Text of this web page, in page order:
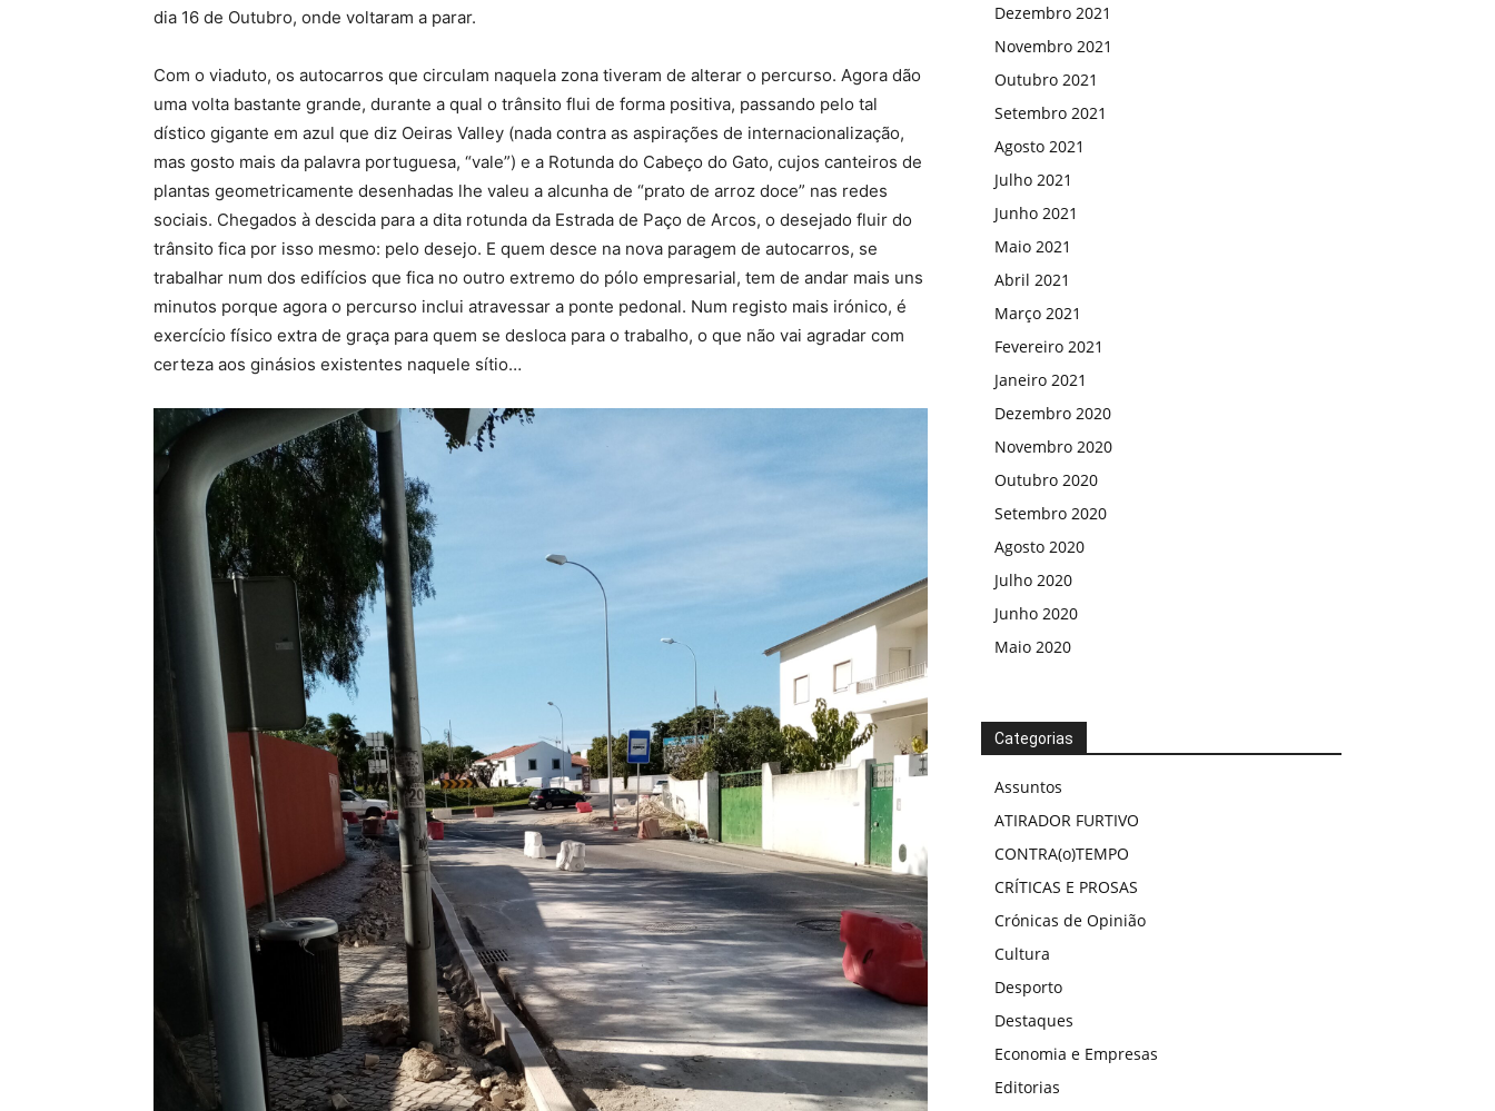
dia 16 de Outubro, onde voltaram a parar.
Com o viaduto, os autocarros que circulam naquela zona tiveram de alterar o percurso. Agora dão
uma volta bastante grande, durante a qual o trânsito flui de forma positiva, passando pelo tal
dístico gigante em azul que diz Oeiras Valley (nada contra as aspirações de internacionalização,
mas gosto mais da palavra portuguesa, “vale”) e a Rotunda do Cabeço do Gato, cujos canteiros de
plantas geometricamente desenhadas lhe valeu a alcunha de “prato de arroz doce” nas redes
sociais. Chegados à descida para a dita rotunda da Estrada de Paço de Arcos, o desejado fluir do
trânsito fica por isso mesmo: pelo desejo. E quem desce na nova paragem de autocarros, se
trabalhar num dos edifícios que fica no outro extremo do pólo empresarial, tem de andar mais uns
minutos porque agora o percurso inclui atravessar a ponte pedonal. Num registo mais irónico, é
exercício físico extra de graça para quem se desloca para o trabalho, o que não vai agradar com
certeza aos ginásios existentes naquele sítio…
Dezembro 2021
Novembro 2021
Outubro 2021
Setembro 2021
Agosto 2021
Julho 2021
Junho 2021
Maio 2021
Abril 2021
Março 2021
Fevereiro 2021
Janeiro 2021
Dezembro 2020
Novembro 2020
Outubro 2020
Setembro 2020
Agosto 2020
Julho 2020
Junho 2020
Maio 2020
Categorias
Assuntos
ATIRADOR FURTIVO
CONTRA(o)TEMPO
CRÍTICAS E PROSAS
Crónicas de Opinião
Cultura
Desporto
Destaques
Economia e Empresas
Editorias